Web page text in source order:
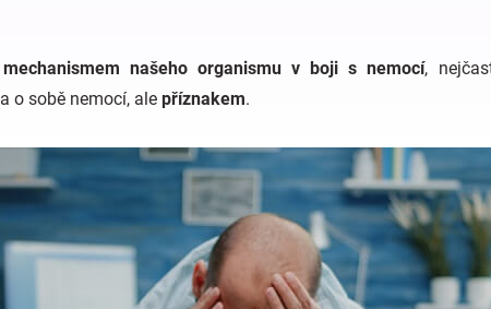
našeho organismu v boji s nemocí,
o sobě nemocí, ale příznakem.